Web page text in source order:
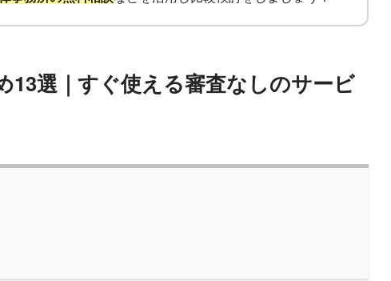
13選｜すぐ使える審査なしのサービ